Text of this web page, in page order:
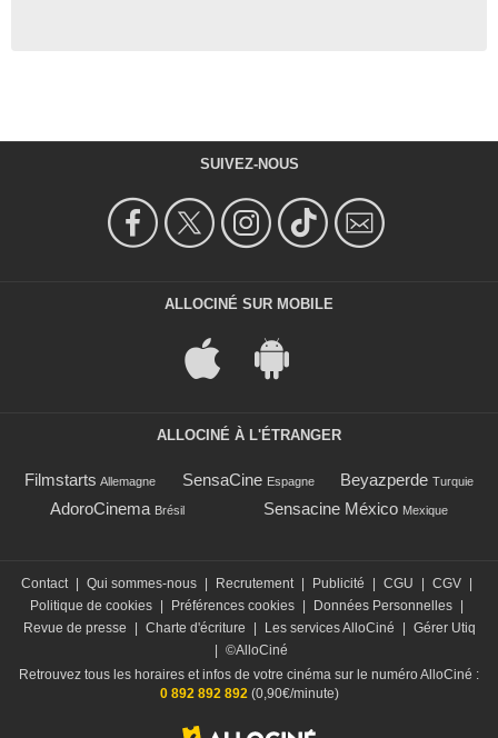
SUIVEZ-NOUS
ALLOCINÉ SUR MOBILE
ALLOCINÉ À L'ÉTRANGER
Filmstarts Allemagne SensaCine Espagne Beyazperde Turquie
AdoroCinema Brésil Sensacine México Mexique
Contact | Qui sommes-nous | Recrutement | Publicité | CGU | CGV |
Politique de cookies | Préférences cookies | Données Personnelles |
Revue de presse
| Charte d'écriture | Les services AlloCiné | Gérer Utiq
| ©AlloCiné
Retrouvez tous les horaires et infos de votre cinéma sur le numéro AlloCiné :
0 892 892 892(0,90€/minute)